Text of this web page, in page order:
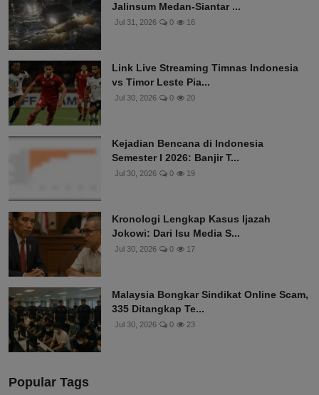
Jalinsum Medan-Siantar ...
Jul 31, 2026 0 16
Link Live Streaming Timnas Indonesia
vs Timor Leste Pia...
Jul 30, 2026 0 20
Kejadian Bencana di Indonesia
Semester I 2026: Banjir T...
Jul 30, 2026 0 19
Kronologi Lengkap Kasus Ijazah
Jokowi: Dari Isu Media S...
Jul 30, 2026 0 17
Malaysia Bongkar Sindikat Online Scam,
335 Ditangkap Te...
Jul 30, 2026 0 23
Popular Tags